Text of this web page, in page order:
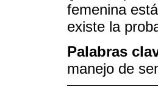
femenina
existe la
Palabras
manejo de